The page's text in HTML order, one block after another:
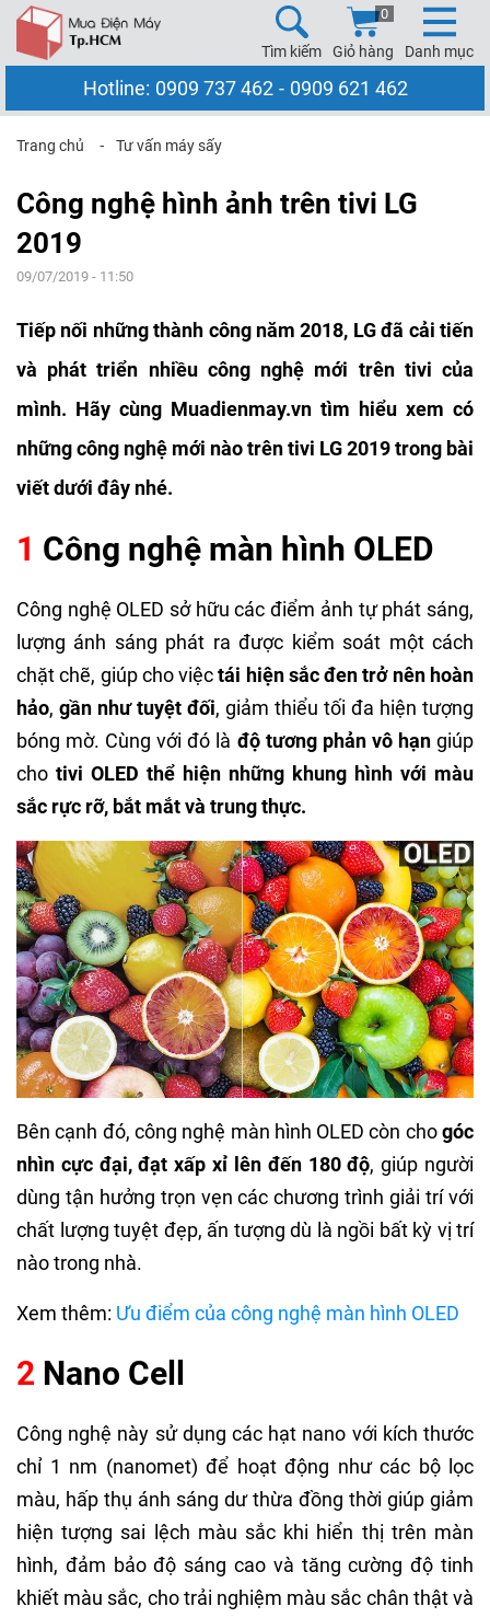
Tìm kiếm Giỏ hàng
0
Danh mục
Hotline: 0909 737 462 - 0909 621 462
Trang chủ ⁃ Tư vấn máy sấy
Công nghệ hình ảnh trên tivi LG
2019
09/07/2019 - 11:50
Tiếp nối những thành công năm 2018, LG đã cải tiến
và phát triển nhiều công nghệ mới trên tivi của
mình. Hãy cùng Muadienmay.vn tìm hiểu xem có
những công nghệ mới nào trên tivi LG 2019 trong bài
viết dưới đây nhé.
1 Công nghệ màn hình OLED
Công nghệ OLED sở hữu các điểm ảnh tự phát sáng,
lượng ánh sáng phát ra được kiểm soát một cách
chặt chẽ, giúp cho việctái hiện sắc đen trở nên hoàn
hảo, gần như tuyệt đối, giảm thiểu tối đa hiện tượng
bóng mờ. Cùng với đó là độ tương phản vô hạngiúp
cho tivi OLED thể hiện những khung hình với màu
sắc rực rỡ, bắt mắt và trung thực.
Bên cạnh đó, công nghệ màn hình OLED còn chogóc
nhìn cực đại, đạt xấp xỉ lên đến 180 độ, giúp người
dùng tận hưởng trọn vẹn các chương trình giải trí với
chất lượng tuyệt đẹp, ấn tượng dù là ngồi bất kỳ vị trí
nào trong nhà.
Xem thêm: Ưu điểm của công nghệ màn hình OLED
2 Nano Cell
Công nghệ này sử dụng các hạt nano với kích thước
chỉ 1 nm (nanomet) để hoạt động như các bộ lọc
màu, hấp thụ ánh sáng dư thừa đồng thời giúp giảm
hiện tượng sai lệch màu sắc khi hiển thị trên màn
hình, đảm bảo độ sáng cao và tăng cường độ tinh
khiết màu sắc, cho trải nghiệm màu sắc chân thật và